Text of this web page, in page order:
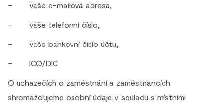
- vaše e-mailová adresa,
- vaše telefonní číslo,
- vaše bankovní číslo účtu,
- IČO/DIČ
O uchazečích o zaměstnání a zaměstnancích
shromažďujeme osobní údaje v souladu s místními